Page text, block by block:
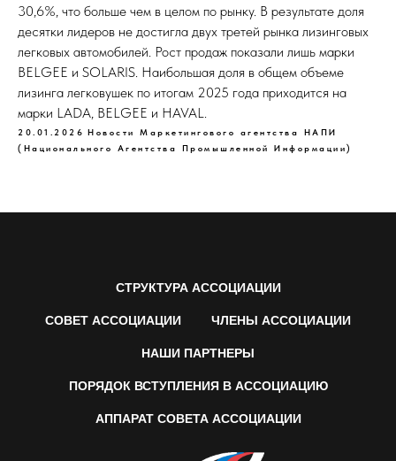
30,6%, что больше чем в целом по рынку. В результате доля
десятки лидеров не достигла двух третей рынка лизинговых
легковых автомобилей. Рост продаж показали лишь марки
BELGEE и SOLARIS. Наибольшая доля в общем объеме
лизинга легковушек по итогам 2025 года приходится на
марки LADA, BELGEE и HAVAL.
20.01.2026 Новости Маркетингового агентства НАПИ
(Национального Агентства Промышленной Информации)
СТРУКТУРА АССОЦИАЦИИ
СОВЕТ АССОЦИАЦИИ ЧЛЕНЫ АССОЦИАЦИИ
НАШИ ПАРТНЕРЫ
ПОРЯДОК ВСТУПЛЕНИЯ В АССОЦИАЦИЮ
АППАРАТ СОВЕТА АССОЦИАЦИИ